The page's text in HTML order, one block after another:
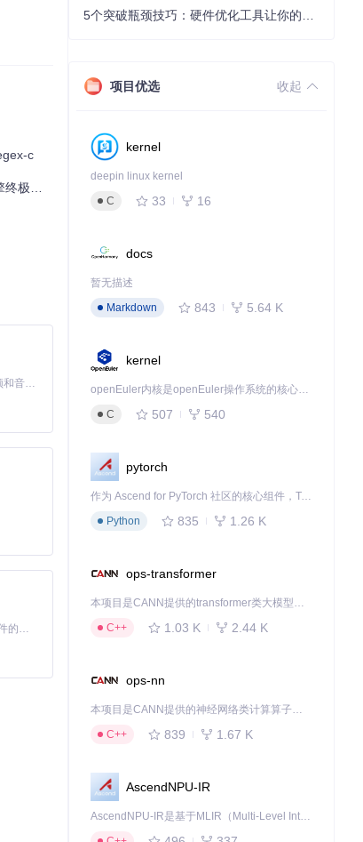
c
指南
MiniMax H3 是一个通用的全模态生成系统。它支持对由文本、图像、视频和音频组成的多模态上下文进行统一理解，并能生成分辨率高达 2K、时长可达 15 秒的带原生立体声音频的视频。得益于面向任务泛化的系统设计，H3 在预训练阶段就已具备广泛的多模态上下文理解与生成能力，能够出色地执行复杂的多模态指令。
基于Python的Xiaozhi AI，适用于想要完整Xiaozhi体验而无需拥有专用硬件的用户。
项目优选 收起
kernel
deepin linux kernel
C
33 16
docs
暂无描述
Markdown
843 5.64 K
kernel
openEuler内核是openEuler操作系统的核心，既是系统性能与稳定性的基石，也是连接处理器、设备与服务的桥梁。
C
507 540
pytorch
作为 Ascend for PyTorch 社区的核心组件，TorchNPU 是昇腾专为 PyTorch 打造的深度学习适配插件，使 PyTorch 框架能够直接调用昇腾 NPU，为开发者提供昇腾 AI 处理器的超强算力。
Python
835 1.26 K
ops-transformer
本项目是CANN提供的transformer类大模型算子库，实现网络在NPU上加速计算。
C++
1.03 K 2.44 K
ops-nn
本项目是CANN提供的神经网络类计算算子库，实现网络在NPU上加速计算。
C++
839 1.67 K
AscendNPU-IR
AscendNPU-IR是基于MLIR（Multi-Level Intermediate Representation）构建的，面向昇腾亲和算子编译时使用的中间表示，提供昇腾完备表达能力，通过编译优化提升昇腾AI处理器计算效率，支持通过生态框架使能昇腾AI处理器与深度调优